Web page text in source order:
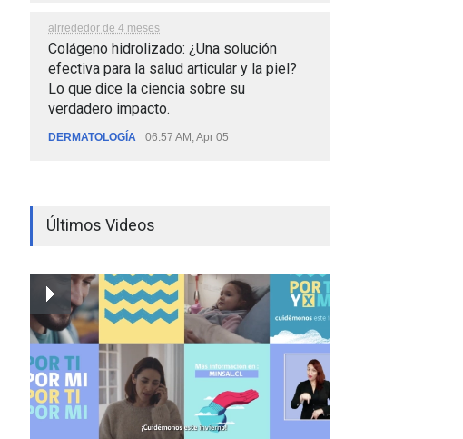
alrrededor de 4 meses
Colágeno hidrolizado: ¿Una solución
efectiva para la salud articular y la piel?
Lo que dice la ciencia sobre su
verdadero impacto.
DERMATOLOGÍA 06:57 AM, Apr 05
Últimos Videos